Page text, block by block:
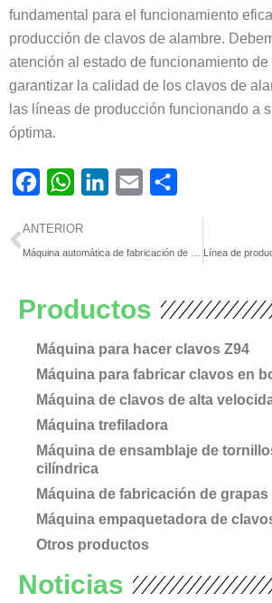
fundamental para el funcionamiento
producción de clavos de alambre.
atención al estado de funcionamiento
garantizar la calidad de los clavos de
las líneas de producción funcionando a
óptima.
FacebookWhatsAppLinkedIn
Email
Ant
ANTERIOR
Productos
Máquina para hacer clavos Z94
Máquina para fabricar clavos en
Máquina de clavos de alta
Máquina trefiladora
Máquina de ensamblaje de
cilíndrica
Máquina de fabricación de grapas
Máquina empaquetadora de
Otros productos
Noticias